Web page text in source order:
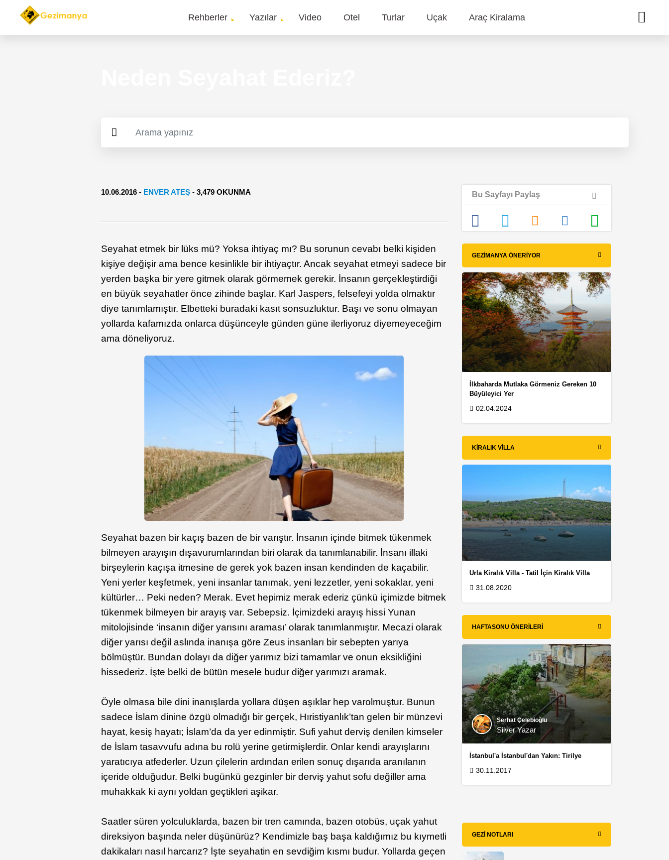
Main
Rehberler Yazılar Video Otel Turlar Uçak Araç Kiralama
10.06.2016 - ENVER ATEŞ -3,479 OKUNMA
Seyahat etmek bir lüks mü? Yoksa ihtiyaç mı? Bu sorunun cevabı belki kişiden
kişiye değişir ama bence kesinlikle bir ihtiyaçtır. Ancak seyahat etmeyi sadece bir
yerden başka bir yere gitmek olarak görmemek gerekir. İnsanın gerçekleştirdiği
en büyük seyahatler önce zihinde başlar. Karl Jaspers, felsefeyi yolda olmaktır
diye tanımlamıştır. Elbetteki buradaki kasıt sonsuzluktur. Başı ve sonu olmayan
yollarda kafamızda onlarca düşünceyle günden güne ilerliyoruz diyemeyeceğim
ama döneliyoruz.
Seyahat bazen bir kaçış bazen de bir varıştır. İnsanın içinde bitmek tükenmek
bilmeyen arayışın dışavurumlarından biri olarak da tanımlanabilir. İnsanı illaki
birşeylerin kaçışa itmesine de gerek yok bazen insan kendinden de kaçabilir.
Yeni yerler keşfetmek, yeni insanlar tanımak, yeni lezzetler, yeni sokaklar, yeni
kültürler… Peki neden? Merak. Evet hepimiz merak ederiz çünkü içimizde bitmek
tükenmek bilmeyen bir arayış var. Sebepsiz. İçimizdeki arayış hissi Yunan
mitolojisinde ‘insanın diğer yarısını araması’ olarak tanımlanmıştır. Mecazi olarak
diğer yarısı değil aslında inanışa göre Zeus insanları bir sebepten yarıya
bölmüştür. Bundan dolayı da diğer yarımız bizi tamamlar ve onun eksikliğini
hissederiz. İşte belki de bütün mesele budur diğer yarımızı aramak.
Öyle olmasa bile dini inanışlarda yollara düşen aşıklar hep varolmuştur. Bunun
sadece İslam dinine özgü olmadığı bir gerçek, Hıristiyanlık’tan gelen bir münzevi
hayat, kesiş hayatı; İslam’da da yer edinmiştir. Sufi yahut derviş denilen kimseler
de İslam tasavvufu adına bu rolü yerine getirmişlerdir. Onlar kendi arayışlarını
yaratıcıya atfederler. Uzun çilelerin ardından erilen sonuç dışarıda aranılanın
içeride olduğudur. Belki bugünkü gezginler bir derviş yahut sofu değiller ama
muhakkak ki aynı yoldan geçtikleri aşikar.
Saatler süren yolculuklarda, bazen bir tren camında, bazen otobüs, uçak yahut
direksiyon başında neler düşünürüz? Kendimizle baş başa kaldığımız bu kıymetli
dakikaları nasıl harcarız? İşte seyahatin en sevdiğim kısmı budur. Yollarda geçen
Bu Sayfayı Paylaş
GEZIMANYA ÖNERIYOR
İlkbaharda Mutlaka Görmeniz Gereken 10
Büyüleyici Yer
02.04.2024
KIRALIK VILLA
Urla Kiralık Villa - Tatil İçin Kiralık Villa
31.08.2020
HAFTASONU ÖNERILERI
Serhat Çelebioğlu
Silver Yazar
İstanbul'a İstanbul'dan Yakın: Tirilye
30.11.2017
GEZI NOTLARI